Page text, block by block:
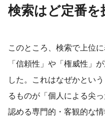
検索はど定番
このところ、検索で上位
「信頼性」や「権威性」
した。これはなぜかとい
るものが「個人による尖
認める専門的・客観的な